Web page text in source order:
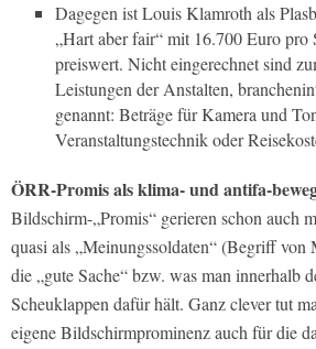
Dagegen ist Louis Klamroth als
„Hart aber fair“ mit 16.700 Euro pro
preiswert. Nicht eingerechnet sind
Leistungen der Anstalten,
genannt: Beträge für Kamera und
Veranstaltungstechnik oder
ÖRR-Promis als klima- und antifa-
Bildschirm-„Promis“ gerieren schon auch
quasi als „Meinungssoldaten“ (Begriff von
die „gute Sache“ bzw. was man innerhalb
Scheuklappen dafür hält. Ganz clever tut
eigene Bildschirmprominenz auch für die